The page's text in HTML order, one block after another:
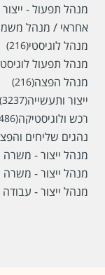
מנהל תפעול -
אחראי / מנהל
מנהל לוגיסטי(216)
מנהל תפעול
מנהל הפצה(216)
ייצור ותעשייה(3237)
רכש ולוגיסטיקה(1486)
נהגים שליחים
מנהל ייצור -
מנהל ייצור -
מנהל ייצור - עבודה